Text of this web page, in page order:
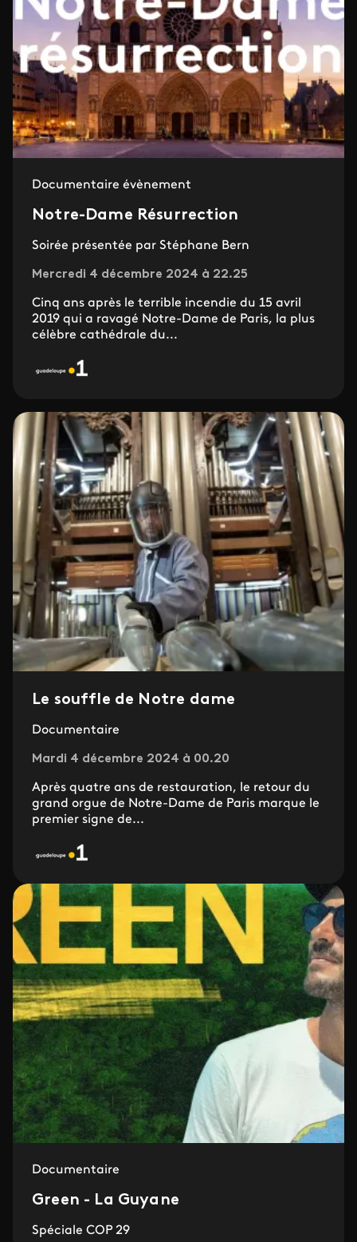
Documentaire évènement
Notre-Dame Résurrection
Soirée présentée par Stéphane Bern
Mercredi 4 décembre 2024 à 22.25
Cinq ans après le terrible incendie du 15 avril
2019 qui a ravagé Notre-Dame de Paris, la plus
célèbre cathédrale du...
Le souffle de Notre dame
Documentaire
Mardi 4 décembre 2024 à 00.20
Après quatre ans de restauration, le retour du
grand orgue de Notre-Dame de Paris marque le
premier signe de...
Documentaire
Green - La Guyane
Spéciale COP 29